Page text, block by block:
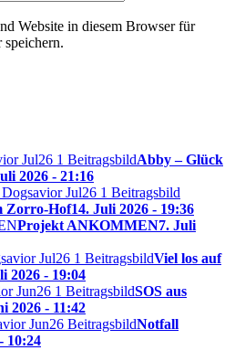
Website in diesem Browser für
speichern.
Abby – Glück
2026 - 21:16
Zorro-Hof14. Juli 2026 - 19:36
Projekt ANKOMMEN7. Juli
Viel los auf
2026 - 19:04
SOS aus
2026 - 11:42
Notfall
10:24